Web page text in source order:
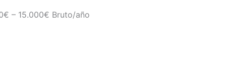
– 15.000€ Bruto/año